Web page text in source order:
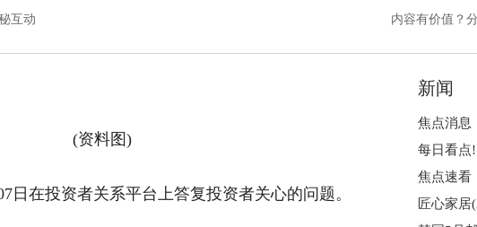
互动 内容有价值？
(资料图)
日在投资者关系平台上答复投资者关心的问题。
新闻
焦点消息
焦点速看